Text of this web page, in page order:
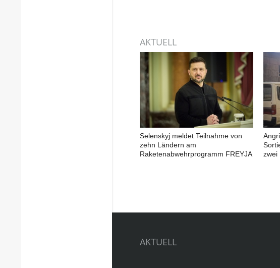
AKTUELL
Selenskyj meldet Teilnahme von
zehn Ländern am
Raketenabwehrprogramm FREYJA
zwei
AKTUELL